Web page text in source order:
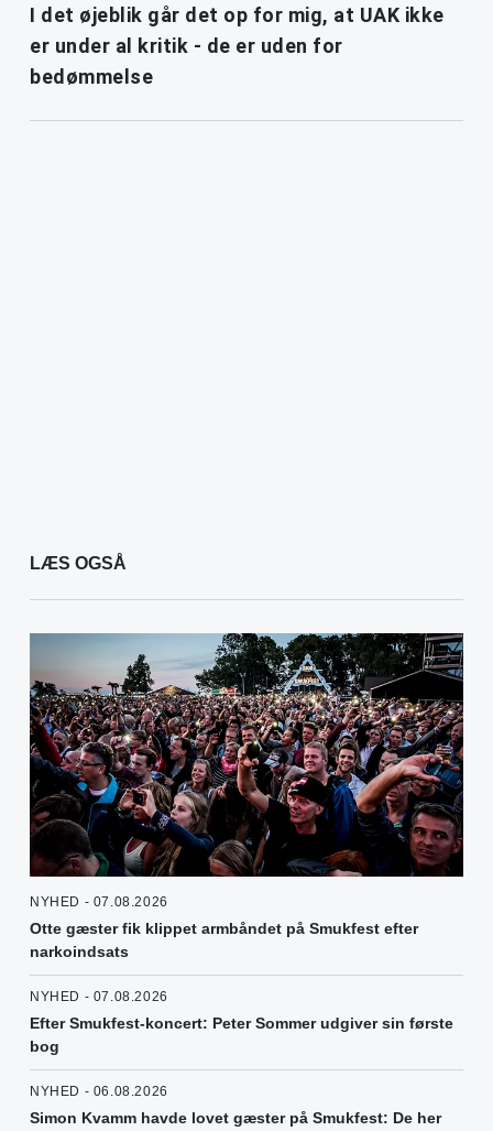
I det øjeblik går det op for mig, at UAK ikke
er under al kritik - de er uden for
bedømmelse
LÆS OGSÅ
NYHED - 07.08.2026
Otte gæster fik klippet armbåndet på Smukfest efter
narkoindsats
NYHED - 07.08.2026
Efter Smukfest-koncert: Peter Sommer udgiver sin første
bog
NYHED - 06.08.2026
Simon Kvamm havde lovet gæster på Smukfest: De her